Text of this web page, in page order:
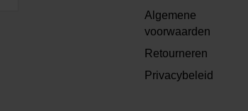
Algemene
voorwaarden
Retourneren
Privacybeleid